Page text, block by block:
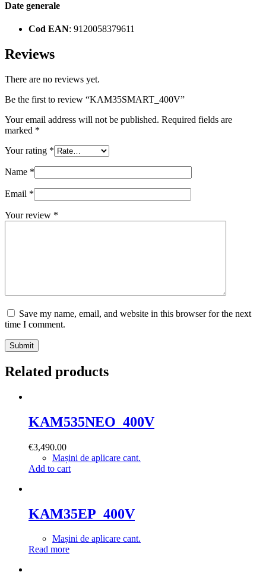
Date generale
Cod EAN: 9120058379611
Reviews
There are no reviews yet.
Be the first to review “KAM35SMART_400V”
Your email address will not be published. Required fields are
marked *
Your rating *
Name *
Email *
Your review *
Save my name, email, and website in this browser for the next
time I comment.
Submit
Related products
KAM535NEO_400V
€3,490.00
Mașini de aplicare cant.
Add to cart
KAM35EP_400V
Mașini de aplicare cant.
Read more